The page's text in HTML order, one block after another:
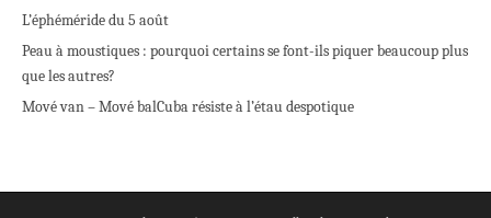
L’éphéméride du 5 août
Peau à moustiques : pourquoi certains se font-ils piquer beaucoup plus
que les autres?
Mové van – Mové balCuba résiste à l’étau despotique